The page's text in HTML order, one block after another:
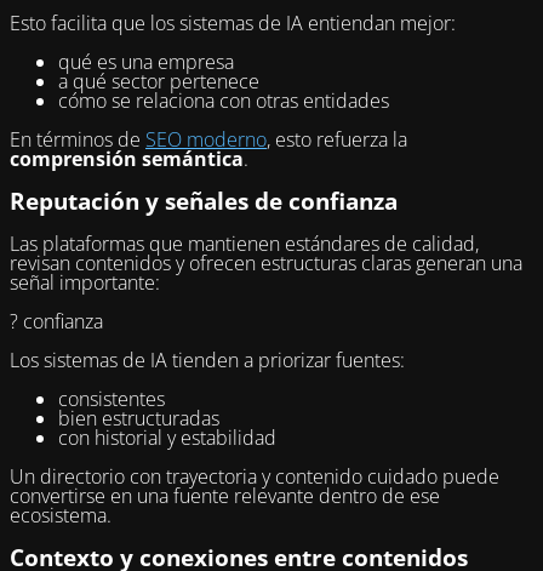
Esto facilita que los sistemas de IA entiendan mejor:
qué es una empresa
a qué sector pertenece
cómo se relaciona con otras entidades
En términos de SEO moderno, esto refuerza la
comprensión semántica.
Reputación y señales de confianza
Las plataformas que mantienen estándares de calidad,
revisan contenidos y ofrecen estructuras claras generan una
señal importante:
? confianza
Los sistemas de IA tienden a priorizar fuentes:
consistentes
bien estructuradas
con historial y estabilidad
Un directorio con trayectoria y contenido cuidado puede
convertirse en una fuente relevante dentro de ese
ecosistema.
Contexto y conexiones entre contenidos